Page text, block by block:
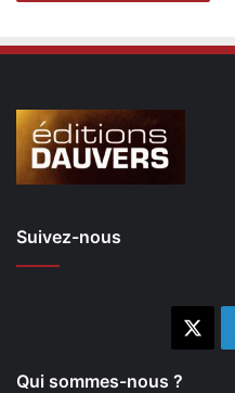
Suivez-nous
Qui sommes-nous ?